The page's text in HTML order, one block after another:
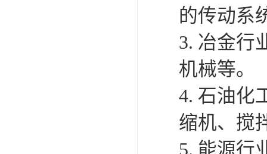
的传动系
3. 冶金行
机械等。
4. 石油化
缩机、搅
5. 能源行